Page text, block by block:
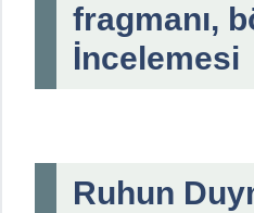
fragmanı,
İncelemesi
Ruhun